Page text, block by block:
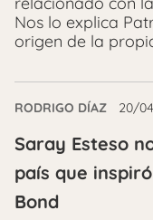
Nos lo explica
origen de la
RODRIGO DÍAZ 20/
Saray Esteso
país que
Bond